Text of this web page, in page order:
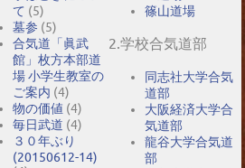
て (5)
墓参 (5)
合気道「眞武
館」枚方本部道
場 小学生教室の
ご案内 (4)
物の価値 (4)
毎日武道 (4)
３０年ぶり
(20150612-14)
篠山道場
2.学校合気道部
同志社大学合気
道部
大阪経済大学合
気道部
龍谷大学合気道
部